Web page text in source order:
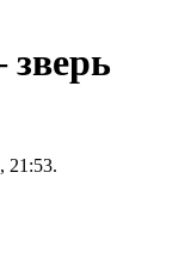
21:53.